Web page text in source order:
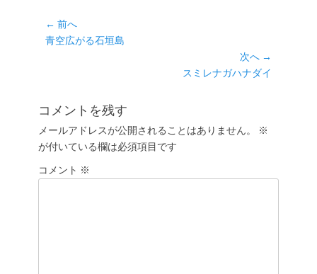
投
稿
ー
シ
ョ
ン
← 前へ
前
青空広がる石垣島
次へ →
投
スミレナガハナダイ
コメントを残す
メールアドレスが公開されることはありません。
※
が付いている欄は必須項目です
コメント ※